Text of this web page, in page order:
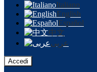
Italiano
English
Español
中文
عربى
Accedi